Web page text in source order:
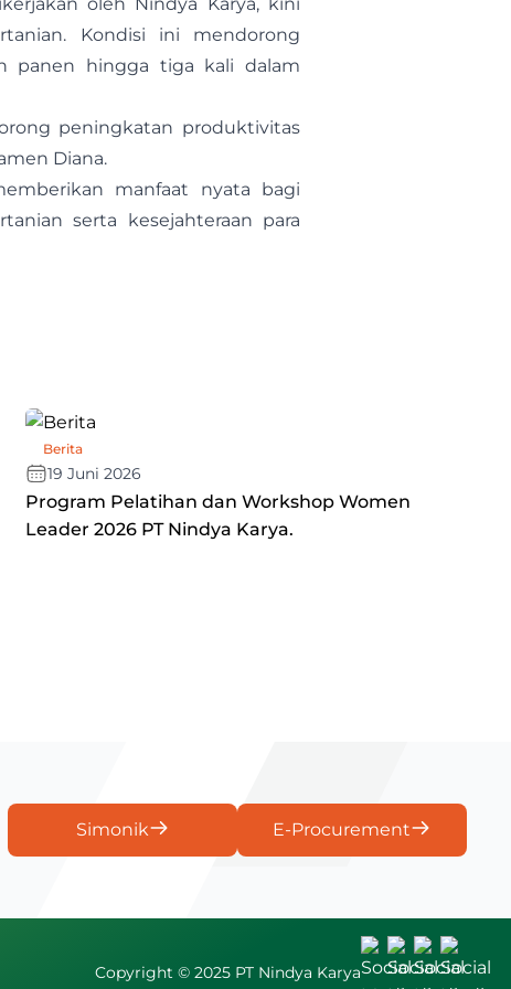
Kondisi ini mendorong
panen hingga tiga kali dalam
peningkatan produktivitas
Diana.
manfaat nyata bagi
serta kesejahteraan para
Berita
19 Juni 2026
Program Pelatihan dan Workshop Women
Leader 2026 PT Nindya Karya.
Simonik E-Procurement
Copyright © 2025 PT Nindya Karya